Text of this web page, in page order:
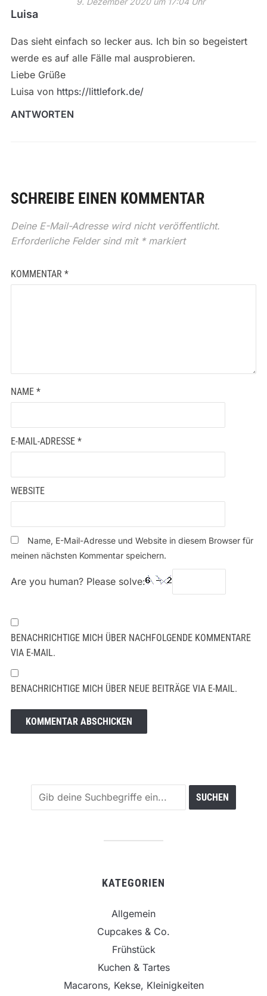
Luisa
Das sieht einfach so lecker aus. Ich bin so begeistert
werde es auf alle Fälle mal ausprobieren.
Liebe Grüße
Luisa von https://littlefork.de/
ANTWORTEN
SCHREIBE EINEN KOMMENTAR
Deine E-Mail-Adresse wird nicht veröffentlicht.
Erforderliche Felder sind mit *markiert
KOMMENTAR *
NAME *
E-MAIL-ADRESSE *
WEBSITE
Name, E-Mail-Adresse und Website in diesem Browser für
meinen nächsten Kommentar speichern.
Are you human? Please solve:
BENACHRICHTIGE MICH ÜBER NACHFOLGENDE KOMMENTARE
VIA E-MAIL.
BENACHRICHTIGE MICH ÜBER NEUE BEITRÄGE VIA E-MAIL.
KATEGORIEN
Allgemein
Cupcakes & Co.
Frühstück
Kuchen & Tartes
Macarons, Kekse, Kleinigkeiten